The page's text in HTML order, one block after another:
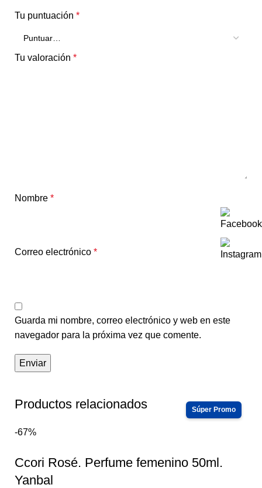
Tu puntuación *
Tu valoración *
Nombre *
Correo electrónico *
Guarda mi nombre, correo electrónico y web en este
navegador para la próxima vez que comente.
Productos relacionados
-67%
Ccori Rosé. Perfume femenino 50ml.
Yanbal